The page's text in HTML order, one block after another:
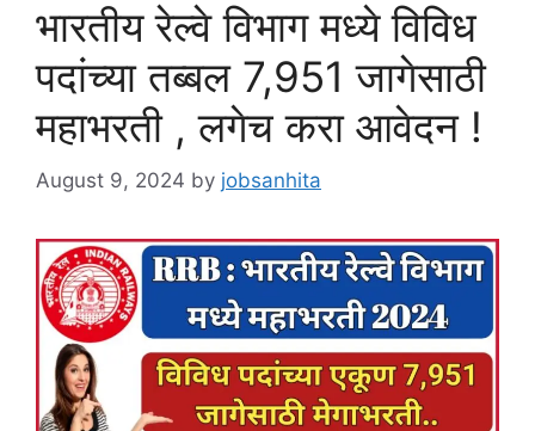
भारतीय रेल्वे विभाग मध्ये विविध
पदांच्या तब्बल 7,951 जागेसाठी
महाभरती , लगेच करा आवेदन !
August 9, 2024 by jobsanhita